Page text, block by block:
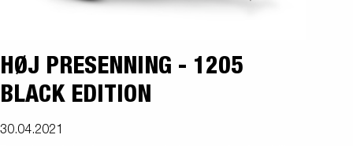
HØJ PRESENNING - 1205
BLACK EDITION
30.04.2021